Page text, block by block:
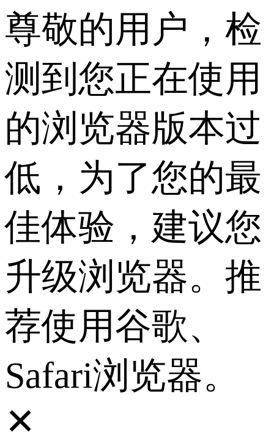
尊敬的用户，检
测到您正在使用
的浏览器版本过
低，为了您的最
佳体验，建议您
升级浏览器。推
荐使用谷歌、
Safari浏览器。
✕